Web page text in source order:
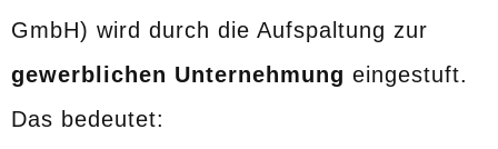
GmbH) wird durch die Aufspaltung zur
gewerblichen Unternehmung eingestuft.
Das bedeutet: